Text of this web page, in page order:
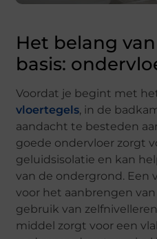
Het belang
basis:
Voordat je begint met
vloertegels, in de
aandacht te besteden
goede ondervloer zorgt
geluidsisolatie en kan
van de ondergrond. Een
voor het aanbrengen
gebruik van
middel zorgt voor een